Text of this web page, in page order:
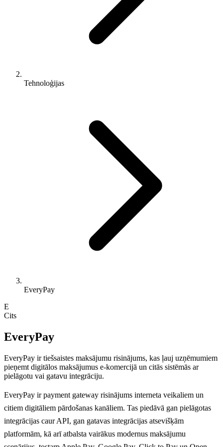
Tehnoloģijas
EveryPay
E
Cits
EveryPay
EveryPay ir tiešsaistes maksājumu risinājums, kas ļauj uzņēmumiem
pieņemt digitālos maksājumus e-komercijā un citās sistēmās ar
pielāgotu vai gatavu integrāciju.
EveryPay ir payment gateway risinājums interneta veikaliem un
citiem digitāliem pārdošanas kanāliem. Tas piedāvā gan pielāgotas
integrācijas caur API, gan gatavas integrācijas atsevišķām
platformām, kā arī atbalsta vairākus modernus maksājumu